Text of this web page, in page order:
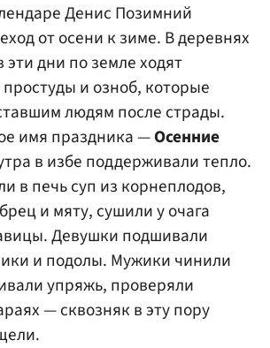
Денис Позимний
от осени к зиме. В деревнях
эти дни по земле ходят
и озноб, которые
людям после страды.
имя праздника —Осенние
в избе поддерживали тепло.
в печь суп из корнеплодов,
и мяту, сушили у очага
Девушки подшивали
и подолы. Мужики чинили
упряжь, проверяли
— сквозняк в эту пору